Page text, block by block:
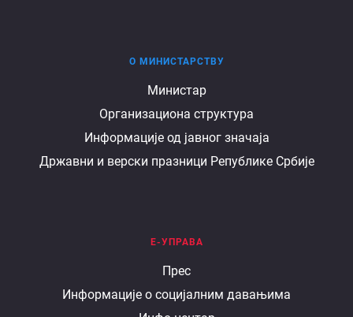
министарству
О МИНИСТАРСТВУ
Министар
Организациона структура
Информације од јавног значаја
Државни и верски празници Републике Србије
Е-УПРАВА
Прес
Информације о социјалним давањима